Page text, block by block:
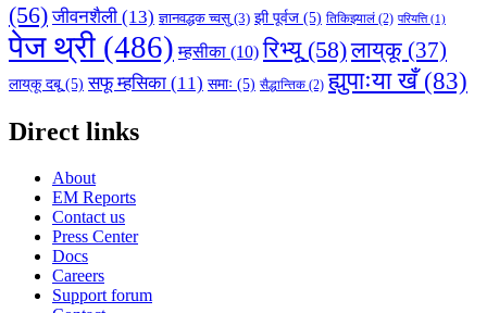
(56) जीवनशैली (13) ज्ञानवद्धक च्वसु (3) झी पूर्वज (5) तिकिझ्यालं (2) परियत्ति(1)
पेज थ्री (486) म्हसीका (10) रिभ्यू(58)लाय्‌कू (37)
लाय्‌कू दबू (5) सफू म्हसिका (11) समाः (5) सैद्धान्तिक (2) ह्युपाःया खँ(83)
Direct links
About
EM Reports
Contact us
Press Center
Docs
Careers
Support forum